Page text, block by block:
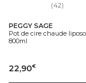
(42)
PEGGY SAGE
Pot de cire chaude
800ml
22,90€